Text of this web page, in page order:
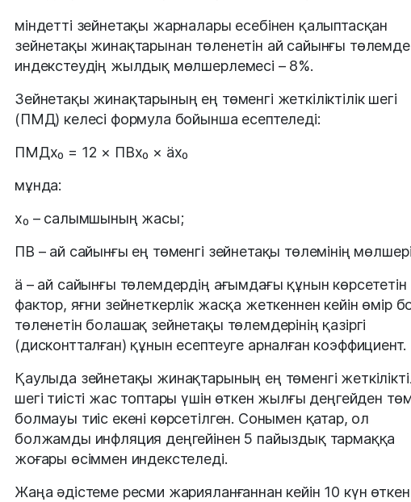
міндетті зейнетақы жарналары есебінен қалыптасқан
зейнетақы жинақтарынан төленетін ай сайынғы
индекстеудің жылдық мөлшерлемесі – 8%.
Зейнетақы жинақтарының ең төменгі жеткіліктілік шегі
(ПМД) келесі формула бойынша есептеледі:
ПМДx₀ = 12 × ПВx₀ × äx₀
мұнда:
x₀ – салымшының жасы;
ПВ – ай сайынғы ең төменгі зейнетақы төлемінің
ä – ай сайынғы төлемдердің ағымдағы құнын көрсететін
фактор, яғни зейнеткерлік жасқа жеткеннен кейін өмір
төленетін болашақ зейнетақы төлемдерінің қазіргі
(дисконтталған) құнын есептеуге арналған коэффициент.
Қаулыда зейнетақы жинақтарының ең төменгі
шегі тиісті жас топтары үшін өткен жылғы деңгейден
болмауы тиіс екені көрсетілген. Сонымен қатар, ол
болжамды инфляция деңгейінен 5 пайыздық тармаққа
жоғары өсіммен индекстеледі.
Жаңа әдістеме ресми жарияланғаннан кейін 10 күн